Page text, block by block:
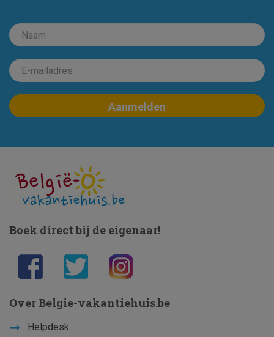
Boek direct bij de eigenaar!
Over Belgie-vakantiehuis.be
Helpdesk